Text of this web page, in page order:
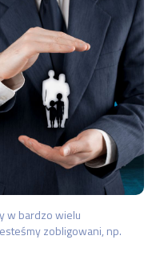
w bardzo wielu
zobligowani, np.